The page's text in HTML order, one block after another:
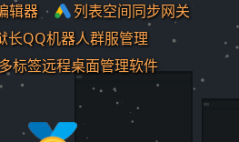
辑器
列表空间同步网关
长QQ机器人群服管理
标签远程桌面管理软件